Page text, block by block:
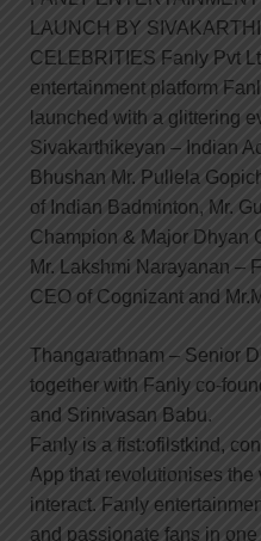
LAUNCH BY
CELEBRITIES Fanly Pvt
entertainment platform
launched with a glittering
Sivakarthikeyan – Indian
Bhushan Mr. Pullela
of Indian Badminton, Mr.
Champion & Major Dhyan
Mr. Lakshmi Narayanan –
CEO of Cognizant and
Thangarathnam – Senior
together with Fanly co-
and Srinivasan Babu.
Fanly is a fist:ofilstkind,
App that revolutionises
interact. Fanly
and passionate fans in